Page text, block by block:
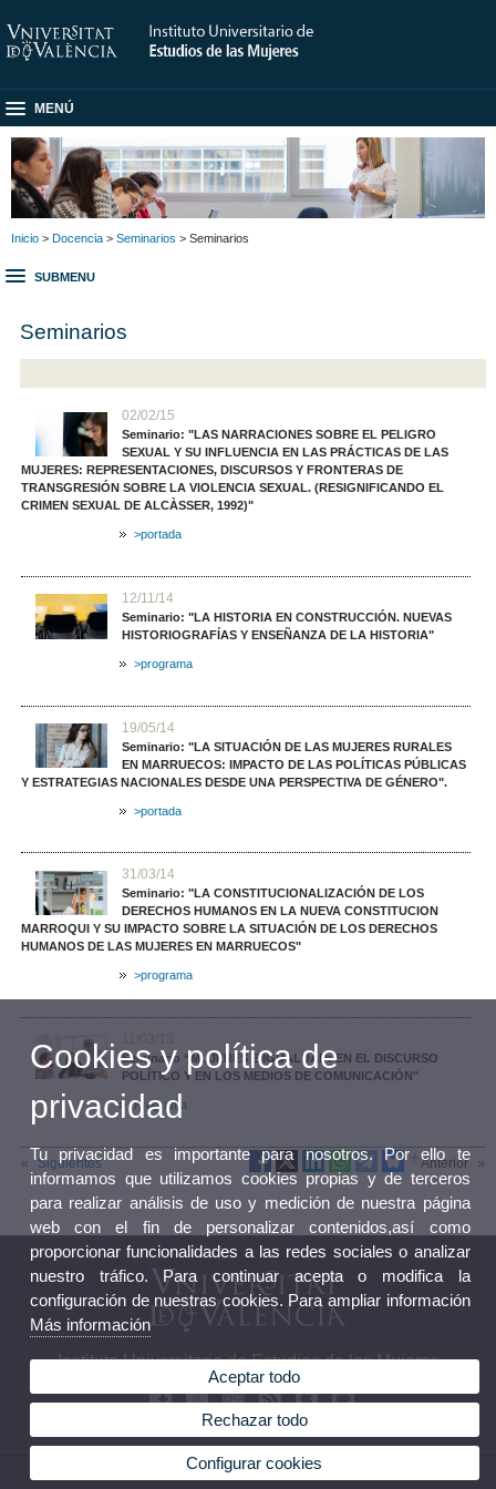
MENÚ
Inicio > Docencia > Seminarios > Seminarios
SUBMENU
Seminarios
02/02/15
Seminario: "LAS NARRACIONES SOBRE EL PELIGRO
SEXUAL Y SU INFLUENCIA EN LAS PRÁCTICAS DE LAS
MUJERES: REPRESENTACIONES, DISCURSOS Y FRONTERAS DE
TRANSGRESIÓN SOBRE LA VIOLENCIA SEXUAL. (RESIGNIFICANDO EL
CRIMEN SEXUAL DE ALCÀSSER, 1992)"
>portada
12/11/14
Seminario: "LA HISTORIA EN CONSTRUCCIÓN. NUEVAS
HISTORIOGRAFÍAS Y ENSEÑANZA DE LA HISTORIA"
>programa
19/05/14
Seminario: "LA SITUACIÓN DE LAS MUJERES RURALES
EN MARRUECOS: IMPACTO DE LAS POLÍTICAS PÚBLICAS
Y ESTRATEGIAS NACIONALES DESDE UNA PERSPECTIVA DE GÉNERO".
>portada
31/03/14
Seminario: "LA CONSTITUCIONALIZACIÓN DE LOS
DERECHOS HUMANOS EN LA NUEVA CONSTITUCION
MARROQUI Y SU IMPACTO SOBRE LA SITUACIÓN DE LOS DERECHOS
HUMANOS DE LAS MUJERES EN MARRUECOS"
>programa
Seminario “MUJERES E IGUALDAD: EN EL DISCURSO
POLÍTICO Y EN LOS MEDIOS DE COMUNICACIÓN"
Programa
Siguientes Anterior
Instituto Universitario de Estudios de las Mujeres
© 2026 UV. - C/ Serpis, 29 46022 Valencia. Tel.: 96 3983795
Cookies y política de
privacidad
Tu privacidad es importante para nosotros. Por ello te
informamos que utilizamos cookies propias y de terceros
para realizar análisis de uso y medición de nuestra página
web con el fin de personalizar contenidos,así como
proporcionar funcionalidades a las redes sociales o analizar
nuestro tráfico. Para continuar acepta o modifica la
configuración de nuestras cookies. Para ampliar información
Más información
Aceptar todo
Rechazar todo
Configurar cookies